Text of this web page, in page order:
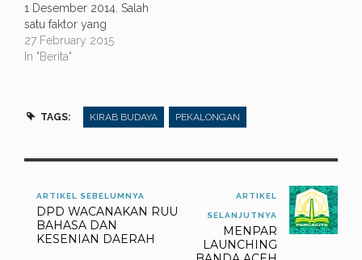
1 Desember 2014. Salah
satu faktor yang
menjadikan Pekolangan
sebagai Kota Kreatif
batik dan membuat
ekosistem batik. Salah
Batik Pusmanu. Politeknik
ini adalah pionir lembaga
pendidikan…
27 February 2015
In "Berita"
TAGS: KIRAB BUDAYA PEKALONGAN
ARTIKEL SEBELUMNYA
DPD WACANAKAN RUU
BAHASA DAN
KESENIAN DAERAH
ARTIKEL
SELANJUTNYA
MENPAR
LAUNCHING